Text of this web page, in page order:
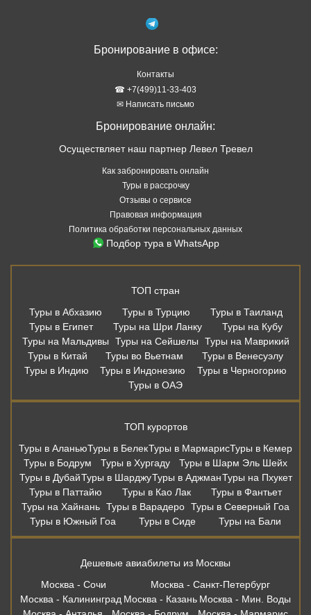
Бронирование в офисе:
Контакты
☎ +7(499)11-33-403
✉ Написать письмо
Бронирование онлайн:
Осуществляет наш партнер Левел Тревел
Как забронировать онлайн
Туры в рассрочку
Отзывы о сервисе
Правовая информация
Политика обработки персональных данных
Подбор тура в WhatsApp
ТОП стран
Туры в Абхазию
Туры в Турцию
Туры в Таиланд
Туры в Египет
Туры на Шри Ланку
Туры на Кубу
Туры на Мальдивы
Туры на Сейшелы
Туры на Маврикий
Туры в Китай
Туры во Вьетнам
Туры в Венесуэлу
Туры в Индию
Туры в Индонезию
Туры в Черногорию
Туры в ОАЭ
ТОП курортов
Туры в АланьюТуры в БелекТуры в МармарисТуры в Кемер
Туры в Бодрум
Туры в Хургаду
Туры в Шарм Эль Шейх
Туры в ДубайТуры в ШарджуТуры в АджманТуры на Пхукет
Туры в Паттайю
Туры в Као Лак
Туры в Фантьет
Туры на Хайнань Туры в Варадеро Туры в Северный Гоа
Туры в Южный Гоа
Туры в Сиде Туры на Бали
Дешевые авиабилеты из Москвы
Москва - Сочи
Москва - Санкт-Петербург
Москва - Калининград Москва - Казань Москва - Мин. Воды